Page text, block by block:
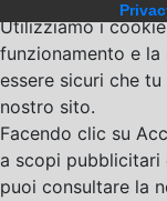
Utilizziamo i
funzionamento e
essere sicuri che
nostro sito.
Facendo clic su
a scopi pubblicitari
puoi consultare la